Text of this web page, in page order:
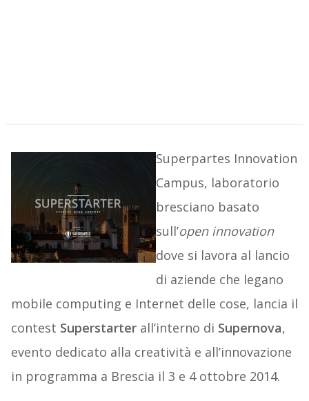
Superpartes Innovation
Campus, laboratorio
bresciano basato
sull’open innovation
dove si lavora al lancio
di aziende che legano
mobile computing e Internet delle cose, lancia il
contest Superstarter all’interno di Supernova,
evento dedicato alla creatività e all’innovazione
in programma a Brescia il 3 e 4 ottobre 2014.